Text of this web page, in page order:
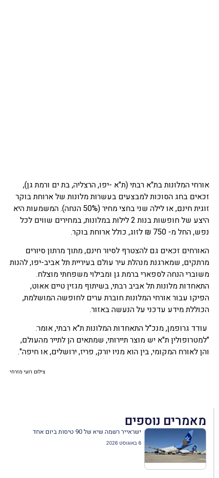
אורחי המלונות בת"א רבתי (ת"א -יפו, הרצליה, בת ים ורמת גן),
זכאים בחג הסוכות למבצעים בעשרות מלונות של ארוחת בוקר
זוגית חינם, או לילה שני בחצי מחיר (50% הנחה). המשמעות היא
היצע של חופשות בנות 2 לילות במלונות, במחירים שווים לכל
נפש, החל מ- 750 ₪ לזוג, כולל ארוחת בוקר.
האורחים זכאים גם להצטרף לסיור חינם, מתוך מרתון סיורים
מרתקים, שמארגנת מנהלת עיר עולם בעיריית תל אביב-יפו, להנות
משוברי הנחה לספארי ברמת גן ומבילוי משפחתי מוצלח.
התאחדות מלונות תל אביב רבתי, בשיתוף מגזין טיים אאוט,
הפיקו עבור אורחי המלונות חוברת ערים לחופשה המושלמת,
הכוללת מידע עדכני על הנעשה באזור. ​
​ עודד גרופמן, מנכ"ל התאחדות המלונות ת"א רבתי, אומר:
"למטרופולין ת"א יש מוצר תיירותי, שמתאים הן לתייר מהעולם,
והן לאורח המקומי, בין הוא מניו יורק, פריז, ירושלים, או חיפה".
צילום רועי מזרחי
מאמרים נוספים
ישראייר רשמה שיא של 90 טיסות ביום אחד
6 באוגוסט 2026